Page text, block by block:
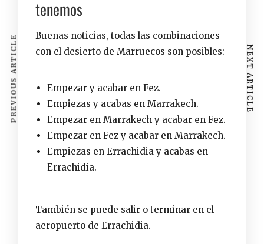
tenemos
Buenas noticias, todas las combinaciones
con el desierto de Marruecos son posibles:
Empezar y acabar en Fez.
Empiezas y acabas en Marrakech.
Empezar en Marrakech y acabar en Fez.
Empezar en Fez y acabar en Marrakech.
Empiezas en Errachidia y acabas en
Errachidia.
También se puede salir o terminar en el
aeropuerto de Errachidia.
PREVIOUS ARTICLE NEXT ARTICLE